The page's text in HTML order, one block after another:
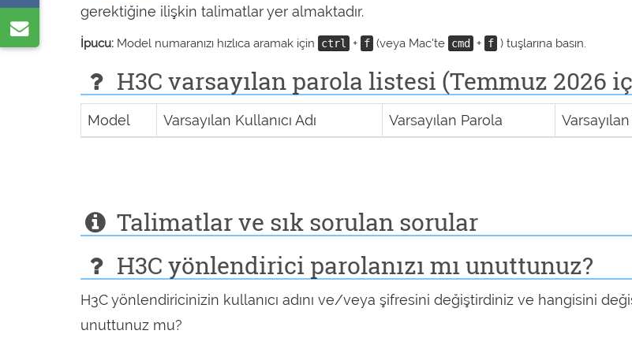
gerektiğine ilişkin talimatlar yer almaktadır.
İpucu: Model numaranızı hızlıca aramak için ctrl + f (veya Mac'te cmd + f ) tuşlarına basın.
H3C varsayılan parola listesi (Temmuz 2026
Model Varsayılan Kullanıcı Adı Varsayılan Parola
Talimatlar ve sık sorulan sorular
H3C yönlendirici parolanızı mı unuttunuz?
H3C yönlendiricinizin kullanıcı adını ve/veya şifresini değiştirdiniz ve hangisini
unuttunuz mu?
paylaş
posta
paylaş